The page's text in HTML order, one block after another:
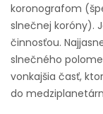
koronografom
slnečnej koróny).
činnosťou.
slnečného
vonkajšia časť,
do